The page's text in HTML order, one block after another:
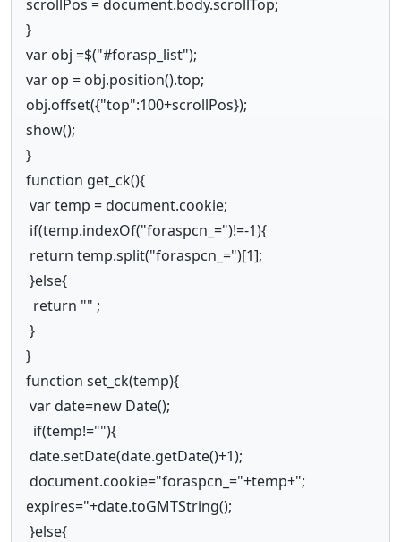
scrollPos = document.body.scrollTop;
}
var obj =$("#forasp_list");
var op = obj.position().top;
obj.offset({"top":100+scrollPos});
show();
}
function get_ck(){
var temp = document.cookie;
if(temp.indexOf("foraspcn_=")!=-1){
return temp.split("foraspcn_=")[1];
}else{
return "" ;
}
}
function set_ck(temp){
var date=new Date();
if(temp!=""){
date.setDate(date.getDate()+1);
document.cookie="foraspcn_="+temp+";
expires="+date.toGMTString();
}else{